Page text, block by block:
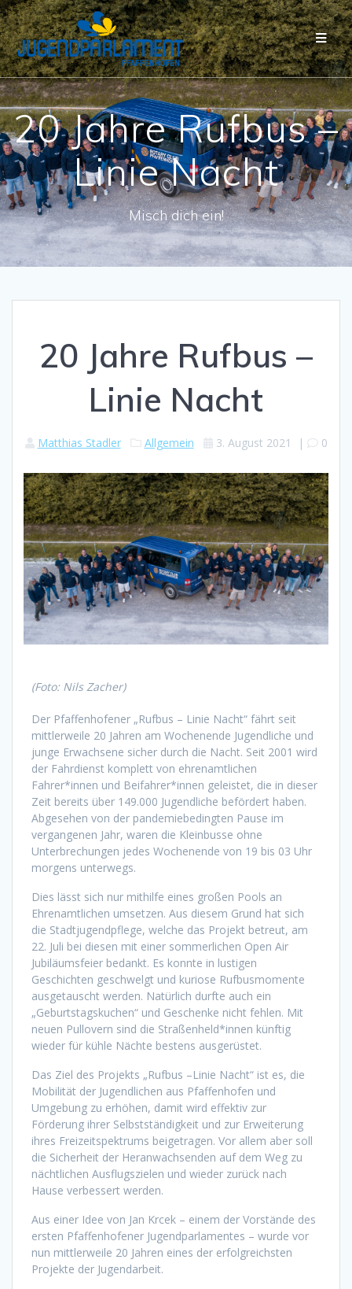
20 Jahre Rufbus –
Linie Nacht
Misch dich ein!
20 Jahre Rufbus –
Linie Nacht
Matthias Stadler Allgemein 3. August 2021 | 0
(Foto: Nils Zacher)
Der Pfaffenhofener „Rufbus – Linie Nacht“ fährt seit
mittlerweile 20 Jahren am Wochenende Jugendliche und
junge Erwachsene sicher durch die Nacht. Seit 2001 wird
der Fahrdienst komplett von ehrenamtlichen
Fahrer*innen und Beifahrer*innen geleistet, die in dieser
Zeit bereits über 149.000 Jugendliche befördert haben.
Abgesehen von der pandemiebedingten Pause im
vergangenen Jahr, waren die Kleinbusse ohne
Unterbrechungen jedes Wochenende von 19 bis 03 Uhr
morgens unterwegs.
Dies lässt sich nur mithilfe eines großen Pools an
Ehrenamtlichen umsetzen. Aus diesem Grund hat sich
die Stadtjugendpflege, welche das Projekt betreut, am
22. Juli bei diesen mit einer sommerlichen Open Air
Jubiläumsfeier bedankt. Es konnte in lustigen
Geschichten geschwelgt und kuriose Rufbusmomente
ausgetauscht werden. Natürlich durfte auch ein
„Geburtstagskuchen“ und Geschenke nicht fehlen. Mit
neuen Pullovern sind die Straßenheld*innen künftig
wieder für kühle Nächte bestens ausgerüstet.
Das Ziel des Projekts „Rufbus –Linie Nacht“ ist es, die
Mobilität der Jugendlichen aus Pfaffenhofen und
Umgebung zu erhöhen, damit wird effektiv zur
Förderung ihrer Selbstständigkeit und zur Erweiterung
ihres Freizeitspektrums beigetragen. Vor allem aber soll
die Sicherheit der Heranwachsenden auf dem Weg zu
nächtlichen Ausflugszielen und wieder zurück nach
Hause verbessert werden.
Aus einer Idee von Jan Krcek – einem der Vorstände des
ersten Pfaffenhofener Jugendparlamentes – wurde vor
nun mittlerweile 20 Jahren eines der erfolgreichsten
Projekte der Jugendarbeit.